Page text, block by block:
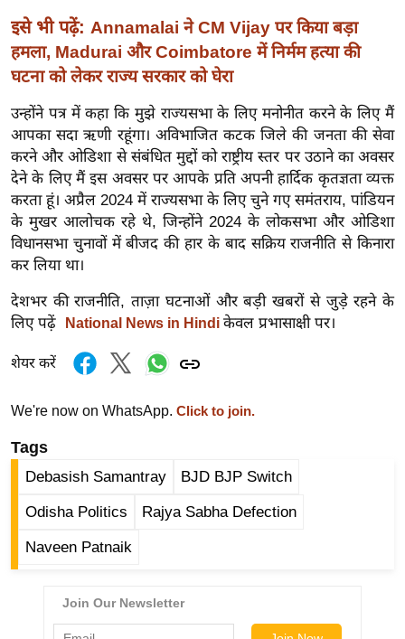
ज
ब्री
फ
म
नो
रं
ज
न
ज
ग
त
बॉ
ली
ड
हॉ
वु
ड
ल्म
स
इसे भी पढ़ें: Annamalai ने CM Vijay पर किया बड़ा
हमला, Madurai और Coimbatore में निर्मम हत्या की
घटना को लेकर राज्य सरकार को घेरा
उन्होंने पत्र में कहा कि मुझे राज्यसभा के लिए मनोनीत करने के लिए मैं
आपका सदा ऋणी रहूंगा। अविभाजित कटक जिले की जनता की सेवा
करने और ओडिशा से संबंधित मुद्दों को राष्ट्रीय स्तर पर उठाने का अवसर
देने के लिए मैं इस अवसर पर आपके प्रति अपनी हार्दिक कृतज्ञता व्यक्त
करता हूं। अप्रैल 2024 में राज्यसभा के लिए चुने गए समंतराय, पांडियन
के मुखर आलोचक रहे थे, जिन्होंने 2024 के लोकसभा और ओडिशा
विधानसभा चुनावों में बीजद की हार के बाद सक्रिय राजनीति से किनारा
कर लिया था।
देशभर की राजनीति, ताज़ा घटनाओं और बड़ी खबरों से जुड़े रहने के
लिए पढ़ें
National News in Hindi केवल प्रभासाक्षी पर।
शेयर करें
We're now on WhatsApp. Click to join.
Tags
Debasish Samantray BJD BJP Switch
Odisha Politics Rajya Sabha Defection
Naveen Patnaik